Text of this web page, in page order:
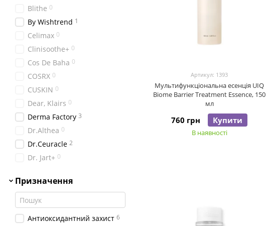
Артикул: 1393
Мультифункціональна есенція UIQ
Biome Barrier Treatment Essence, 150
мл
760 грн Купити
В наявності
Blithe 0
By Wishtrend 1
Celimax 0
Clinisoothe+ 0
Cos De Baha 0
COSRX 0
CUSKIN 0
Dear, Klairs 0
Derma Factory 3
Dr.Althea 0
Dr.Ceuracle 2
Dr. Jart+ 0
HoliFrog 0
I'm From
0
Призначення
Антиоксидантний захист 6